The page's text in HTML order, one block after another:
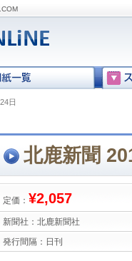
日
北鹿新聞
定価： ¥2,057
新聞社： 北鹿新聞社
発行間隔： 日刊